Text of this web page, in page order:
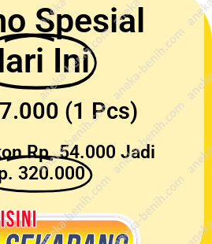
Spesial
Ini
(1 Pcs)
Rp. 54.000 Jadi
320.000